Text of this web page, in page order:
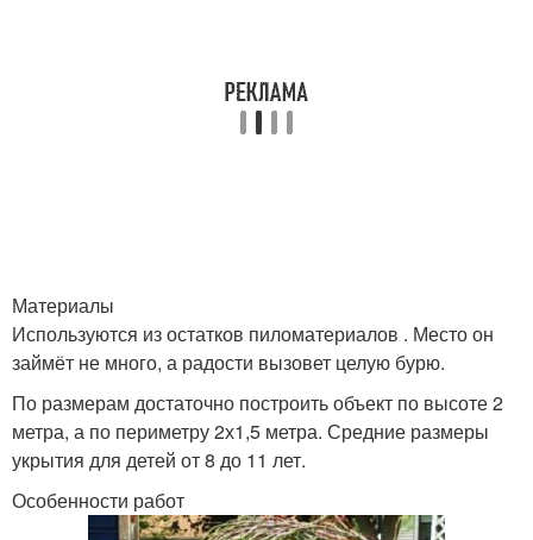
Материалы
Используются из остатков пиломатериалов . Место он
займёт не много, а радости вызовет целую бурю.
По размерам достаточно построить объект по высоте 2
метра, а по периметру 2х1,5 метра. Средние размеры
укрытия для детей от 8 до 11 лет.
Особенности работ